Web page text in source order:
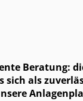
Beratung:
sich als